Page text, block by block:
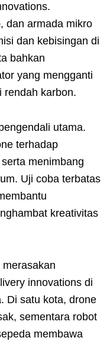
dan armada mikro
dan kebisingan di
bahkan
yang mengganti
rendah karbon.
utama.
terhadap
menimbang
Uji coba terbatas
kreativitas
innovations di
Di satu kota, drone
sementara robot
membawa